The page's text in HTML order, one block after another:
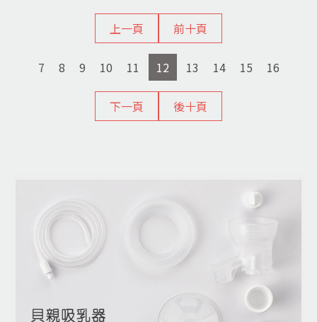
上一頁 前十頁
7 8 9 10 11 12 13 14 15 16
下一頁 後十頁